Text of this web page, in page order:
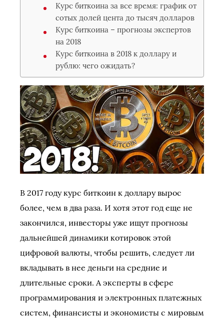
Курс биткоина за все время: график от
сотых долей цента до тысяч долларов
Курс биткоина – прогнозы экспертов
на 2018
Курс биткоина в 2018 к доллару и
рублю: чего ожидать?
В 2017 году курс биткоин к доллару вырос
более, чем в два раза. И хотя этот год еще не
закончился, инвесторы уже ищут прогнозы
дальнейшей динамики котировок этой
цифровой валюты, чтобы решить, следует ли
вкладывать в нее деньги на средние и
длительные сроки. А эксперты в сфере
программирования и электронных платежных
систем, финансисты и экономисты с мировым